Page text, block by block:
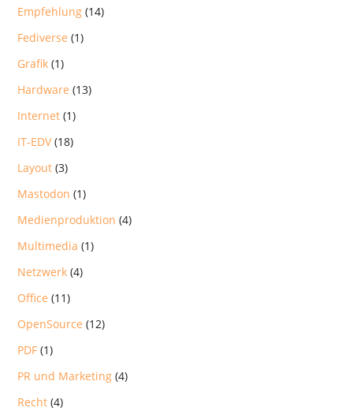
Empfehlung (14)
Fediverse (1)
Grafik (1)
Hardware (13)
Internet (1)
IT-EDV(18)
Layout (3)
Mastodon (1)
Medienproduktion (4)
Multimedia (1)
Netzwerk (4)
Office (11)
OpenSource (12)
PDF (1)
PR und Marketing (4)
Recht (4)